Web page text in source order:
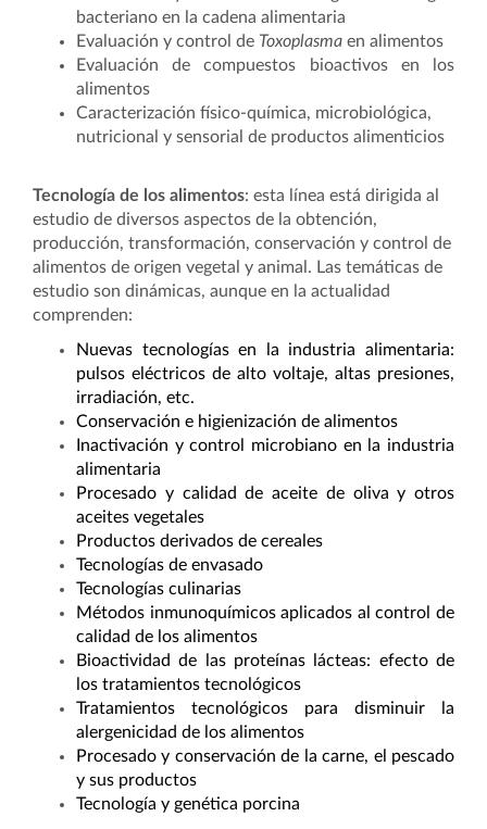
bacteriano en la cadena alimentaria
Evaluación y control de Toxoplasma en alimentos
Evaluación de compuestos bioactivos en los
alimentos
Caracterización físico-química, microbiológica,
nutricional y sensorial de productos alimenticios
Tecnología de los alimentos: esta línea está dirigida al
estudio de diversos aspectos de la obtención,
producción, transformación, conservación y control de
alimentos de origen vegetal y animal. Las temáticas de
estudio son dinámicas, aunque en la actualidad
comprenden:
Nuevas tecnologías en la industria alimentaria:
pulsos eléctricos de alto voltaje, altas presiones,
irradiación, etc.
Conservación e higienización de alimentos
Inactivación y control microbiano en la industria
alimentaria
Procesado y calidad de aceite de oliva y otros
aceites vegetales
Productos derivados de cereales
Tecnologías de envasado
Tecnologías culinarias
Métodos inmunoquímicos aplicados al control de
calidad de los alimentos
Bioactividad de las proteínas lácteas: efecto de
los tratamientos tecnológicos
Tratamientos tecnológicos para disminuir la
alergenicidad de los alimentos
Procesado y conservación de la carne, el pescado
y sus productos
Tecnología y genética porcina